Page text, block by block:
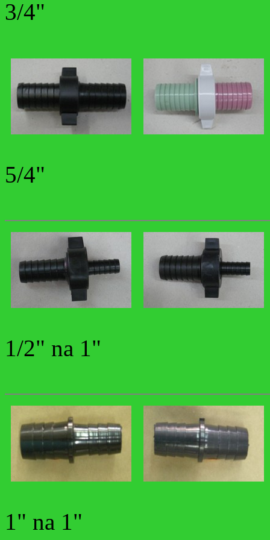
3/4"
5/4"
1/2" na 1"
1" na 1"